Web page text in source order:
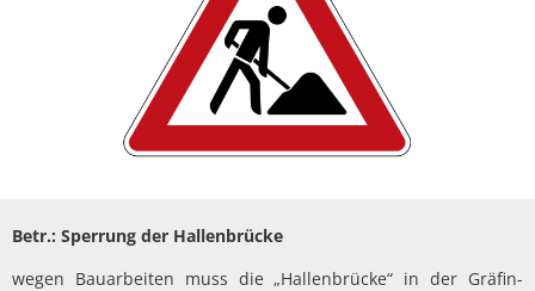
Betr.: Sperrung der Hallenbrücke
wegen Bauarbeiten muss die „Hallenbrücke“ in der Gräfin-